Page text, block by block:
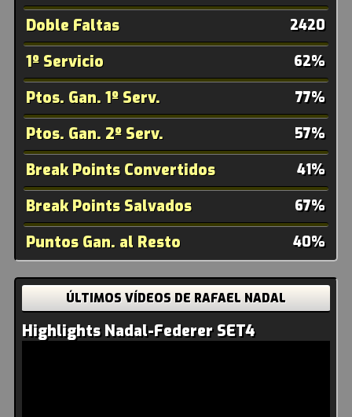
Doble Faltas 2420
1º Servicio 62%
Ptos. Gan. 1º Serv. 77%
Ptos. Gan. 2º Serv. 57%
Break Points Convertidos 41%
Break Points Salvados 67%
Puntos Gan. al Resto 40%
ÚLTIMOS VÍDEOS DE RAFAEL NADAL
Highlights Nadal-Federer SET4